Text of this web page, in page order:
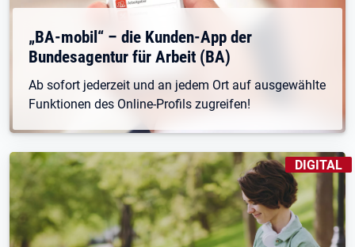
Öffnet in neuem Tab
„BA-mobil“ – die Kunden-App der
Bundesagentur für Arbeit (BA)
Ab sofort jederzeit und an jedem Ort auf ausgewählte
Funktionen des Online-Profils zugreifen!
DIGITAL